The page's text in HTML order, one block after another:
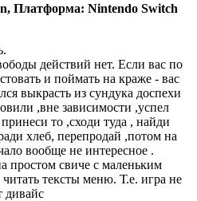
Платформа: Nintendo Switch
действий нет. Если вас по
и поймать на краже - вас
выкрасть из сундука доспехи
,вне зависимости ,успел
то ,сходи туда , найди
хлеб, перепродай ,потом на
вообще не интересное .
простом свиче с маленьким
тексты меню. Т.е. игра не
дивайс